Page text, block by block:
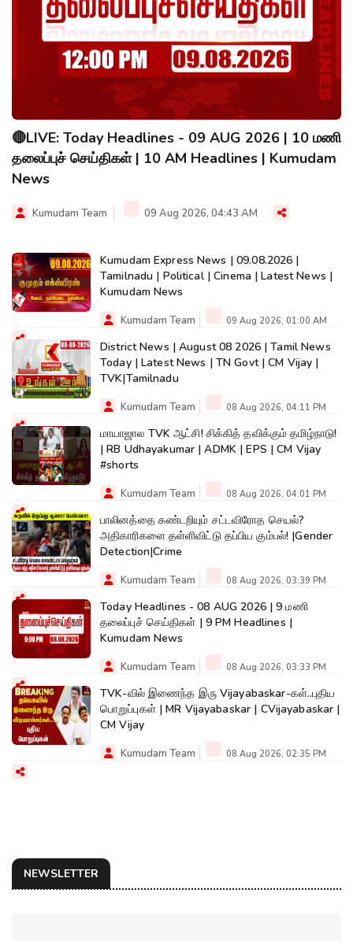
🔴LIVE: Today Headlines - 09 AUG 2026 | 10 மணி
தலைப்புச் செய்திகள் | 10 AM Headlines | Kumudam
News
Kumudam Team 09 Aug 2026, 04:43 AM
Kumudam Express News | 09.08.2026 |
Tamilnadu | Political | Cinema | Latest News |
Kumudam News
Kumudam Team 09 Aug 2026, 01:00 AM
District News | August 08 2026 | Tamil News
Today | Latest News | TN Govt | CM Vijay |
TVK|Tamilnadu
Kumudam Team 08 Aug 2026, 04:11 PM
மாயாஜால TVK ஆட்சி! சிக்கித் தவிக்கும் தமிழ்நாடு!
| RB Udhayakumar | ADMK | EPS | CM Vijay
#shorts
Kumudam Team 08 Aug 2026, 04:01 PM
பாலினத்தை கண்டறியும் சட்டவிரோத செயல்?
அதிகாரிகளை தள்ளிவிட்டு தப்பிய கும்பல்! |Gender
Detection|Crime
Kumudam Team 08 Aug 2026, 03:39 PM
Today Headlines - 08 AUG 2026 | 9 மணி
தலைப்புச் செய்திகள் | 9 PM Headlines |
Kumudam News
Kumudam Team 08 Aug 2026, 03:33 PM
TVK-வில் இணைந்த இரு Vijayabaskar-கள்..புதிய
பொறுப்புகள் | MR Vijayabaskar | CVijayabaskar |
CM Vijay
Kumudam Team 08 Aug 2026, 02:35 PM
NEWSLETTER